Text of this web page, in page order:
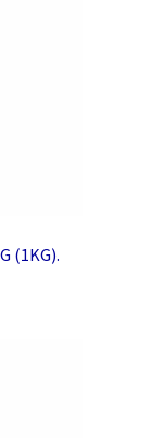
(1KG).